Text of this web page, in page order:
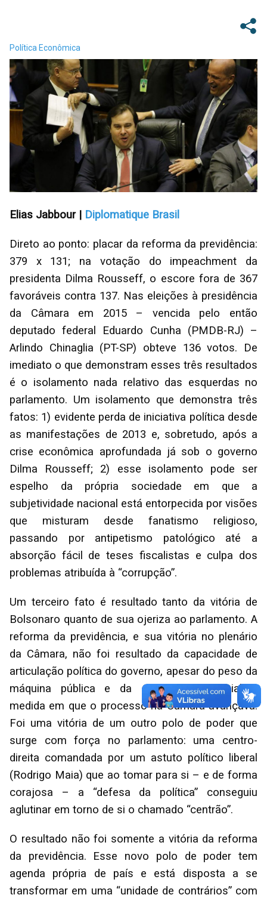
Política Econômica
Elias Jabbour | Diplomatique Brasil
Direto ao ponto: placar da reforma da previdência:
379 x 131; na votação do impeachment da
presidenta Dilma Rousseff, o escore fora de 367
favoráveis contra 137. Nas eleições à presidência
da Câmara em 2015 – vencida pelo então
deputado federal Eduardo Cunha (PMDB-RJ) –
Arlindo Chinaglia (PT-SP) obteve 136 votos. De
imediato o que demonstram esses três resultados
é o isolamento nada relativo das esquerdas no
parlamento. Um isolamento que demonstra três
fatos: 1) evidente perda de iniciativa política desde
as manifestações de 2013 e, sobretudo, após a
crise econômica aprofundada já sob o governo
Dilma Rousseff; 2) esse isolamento pode ser
espelho da própria sociedade em que a
subjetividade nacional está entorpecida por visões
que misturam desde fanatismo religioso,
passando por antipetismo patológico até a
absorção fácil de teses fiscalistas e culpa dos
problemas atribuída à “corrupção”.
Um terceiro fato é resultado tanto da vitória de
Bolsonaro quanto de sua ojeriza ao parlamento. A
reforma da previdência, e sua vitória no plenário
da Câmara, não foi resultado da capacidade de
articulação política do governo, apesar do peso da
máquina pública e da caneta presidencial à
medida em que o processo na Câmara avançava.
Foi uma vitória de um outro polo de poder que
surge com força no parlamento: uma centro-
direita comandada por um astuto político liberal
(Rodrigo Maia) que ao tomar para si – e de forma
corajosa – a “defesa da política” conseguiu
aglutinar em torno de si o chamado “centrão”.
O resultado não foi somente a vitória da reforma
da previdência. Esse novo polo de poder tem
agenda própria de país e está disposta a se
transformar em uma “unidade de contrários” com